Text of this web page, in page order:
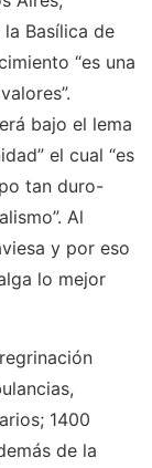
Basílica de
“es una
bajo el lema
el cual “es
tan duro-
Al
y por eso
lo mejor
1400
de la